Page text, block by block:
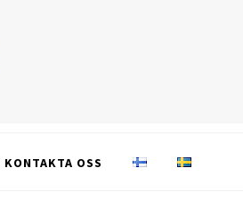
KONTAKTA OSS